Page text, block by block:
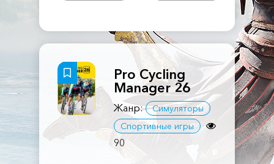
Pro Cycling
Manager 26
Жанр:
Симуляторы
Спортивные игры
90